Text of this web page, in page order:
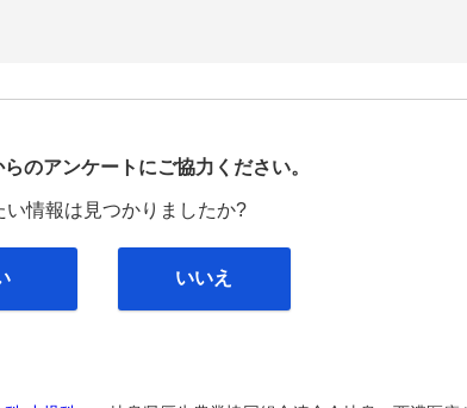
院なび
らのアンケートにご協力ください。
い情報は見つかりましたか?
いいえ